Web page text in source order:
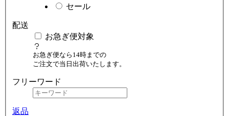
セール
配送
お急ぎ便対象
お急ぎ便なら14時までの
ご注文で当日出荷いたします。
フリーワード
返品